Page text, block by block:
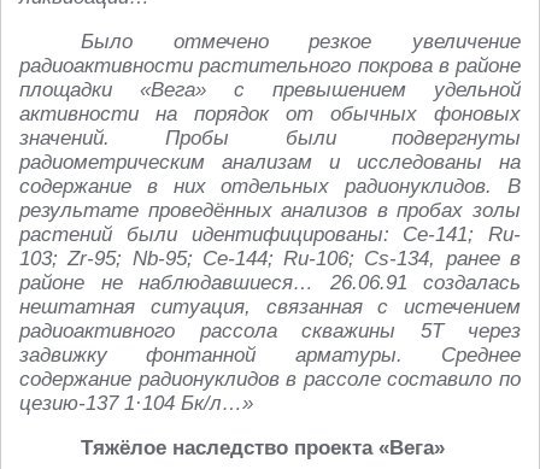
Было отмечено резкое увеличение
радиоактивности растительного покрова в районе
площадки «Вега» с превышением удельной
активности на порядок от обычных фоновых
значений. Пробы были подвергнуты
радиометрическим анализам и исследованы на
содержание в них отдельных радионуклидов. В
результате проведённых анализов в пробах золы
растений были идентифицированы: Се-141; Ru-
103; Zr-95; Nb-95; Ce-144; Ru-106; Cs-134, ранее в
районе не наблюдавшиеся… 26.06.91 создалась
нештатная ситуация, связанная с истечением
радиоактивного рассола скважины 5Т через
задвижку фонтанной арматуры. Среднее
содержание радионуклидов в рассоле составило по
цезию-137 1·104 Бк/л…»
Тяжёлое наследство проекта «Вега»